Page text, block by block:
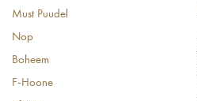
Must Puudel
Nop
Boheem
F-Hoone